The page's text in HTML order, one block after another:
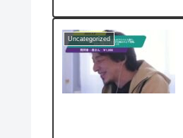
Uncategorized